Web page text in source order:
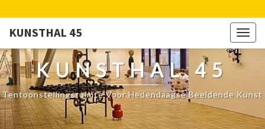
KUNSTHAL 45
KUNSTHAL 45
Tentoonstellingsruimte Voor Hedendaagse Beeldende Kunst